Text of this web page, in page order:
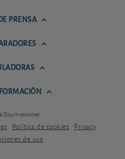
PRENSA
Ocu Inversiones
Política de cookies Privacy
de uso